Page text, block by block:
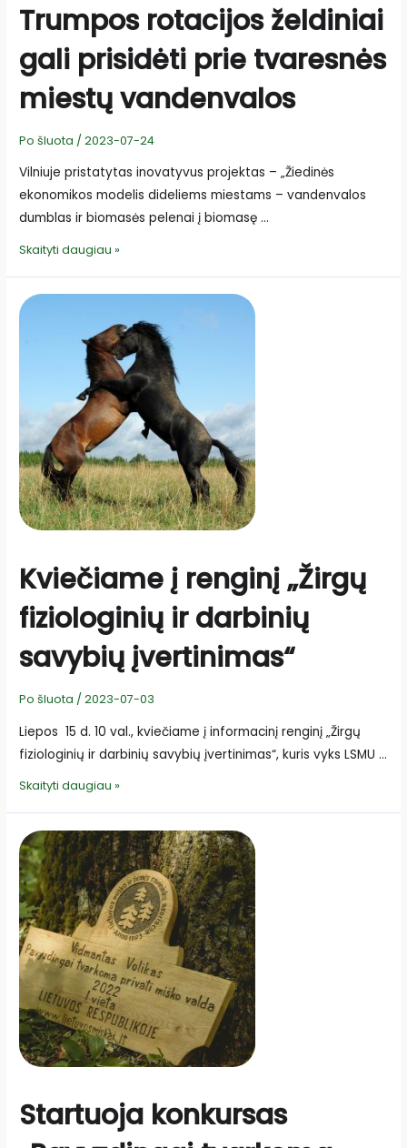
Trumpos rotacijos želdiniai
gali prisidėti prie tvaresnės
miestų vandenvalos
Po šluota /2023-07-24
Vilniuje pristatytas inovatyvus projektas – „Žiedinės
ekonomikos modelis dideliems miestams – vandenvalos
dumblas ir biomasės pelenai į biomasę …
Trumpos
želdiniai
gali
vandenvalos
Skaityti daugiau »
Kviečiame į renginį „Žirgų
fiziologinių ir darbinių
savybių įvertinimas“
Po šluota /2023-07-03
Liepos 15 d. 10 val., kviečiame į informacinį renginį „Žirgų
fiziologinių ir darbinių savybių įvertinimas“, kuris vyks LSMU …
Kviečiame
„Žirgų
fiziologinių
ir
darbinių
savybių
įvertinimas“
Skaityti daugiau »
Startuoja konkursas